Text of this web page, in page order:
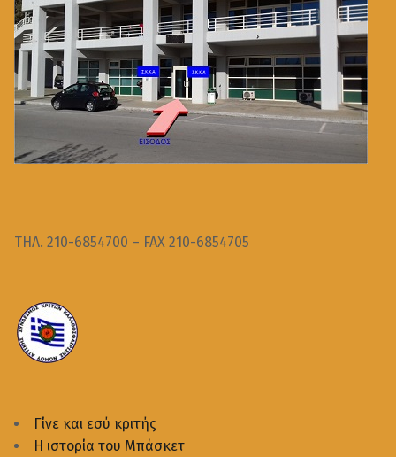
ΤΗΛ. 210-6854700 – FAX 210-6854705
Γίνε και εσύ κριτής
Η ιστορία του Μπάσκετ